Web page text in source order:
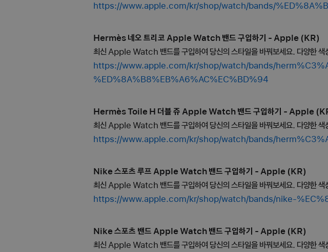
https://www.apple.com/kr/shop/watch/bands/
Hermès 네오 트리코 Apple Watch 밴드 구입하기 - Apple (KR)
최신 Apple Watch 밴드를 구입하여 당신의 스타일을 바꿔보세요. 다양한
https://www.apple.com/kr/shop/watch/bands/
%ED%8A%B8%EB%A6%AC%EC%BD%94
Hermès Toile H 더블 쥬 Apple Watch 밴드 구입하기 - Apple
최신 Apple Watch 밴드를 구입하여 당신의 스타일을 바꿔보세요. 다양한
https://www.apple.com/kr/shop/watch/bands/
Nike 스포츠 루프 Apple Watch 밴드 구입하기 - Apple (KR)
최신 Apple Watch 밴드를 구입하여 당신의 스타일을 바꿔보세요. 다양한
https://www.apple.com/kr/shop/watch/bands/nike-
Nike 스포츠 밴드 Apple Watch 밴드 구입하기 - Apple (KR)
최신 Apple Watch 밴드를 구입하여 당신의 스타일을 바꿔보세요. 다양한